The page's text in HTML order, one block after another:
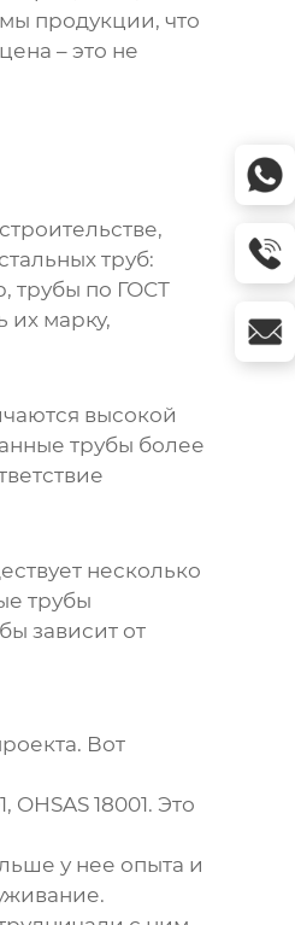
продукции, что
– это не
труб:
трубы по ГОСТ
их марку,
высокой
трубы более
несколько
трубы
зависит от
Вот
18001. Это
у нее опыта и